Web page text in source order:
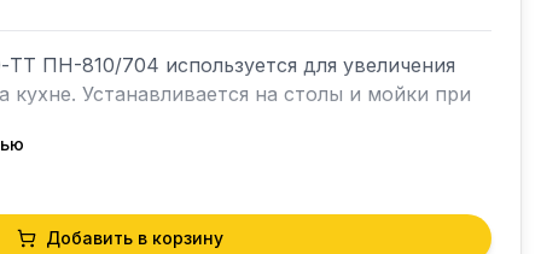
ПН-810/704 используется для увеличения
кухне. Устанавливается на столы и мойки при
Добавить в корзину